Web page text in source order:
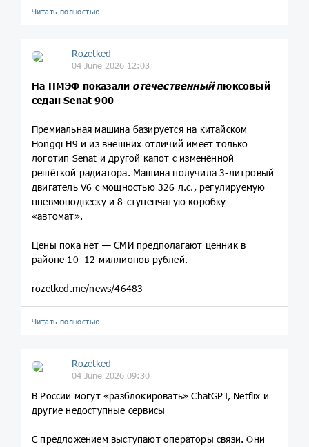
Читать полностью…
Rozetked
04 June 2026 12:03
На ПМЭФ показали отечественныйлюксовый
седан Senat 900
Премиальная машина базируется на китайском
Hongqi H9 и из внешних отличий имеет только
логотип Senat и другой капот с изменённой
решёткой радиатора. Машина получила 3-литровый
двигатель V6 с мощностью 326 л.с., регулируемую
пневмоподвеску и 8-ступенчатую коробку
«автомат».
Цены пока нет — СМИ предполагают ценник в
районе 10–12 миллионов рублей.
rozetked.me/news/46483
Читать полностью…
Rozetked
04 June 2026 09:30
В России могут «разблокировать» ChatGPT, Netflix и
другие недоступные сервисы
С предложением выступают операторы связи. Они